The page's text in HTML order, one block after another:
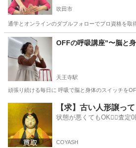
吹田市
通学とオンラインのダブルフォローでプロ資格を
大阪 吹田市 リフレクソロジー
OFFの呼吸講座"〜脳と
天王寺駅
頑張り続ける毎日に 呼吸で脳と身体のスイッチを
天王寺駅 快眠 状態
【求】古い人形譲っ
状態が悪くてもOK🙆‍♀️査定0
COYASH